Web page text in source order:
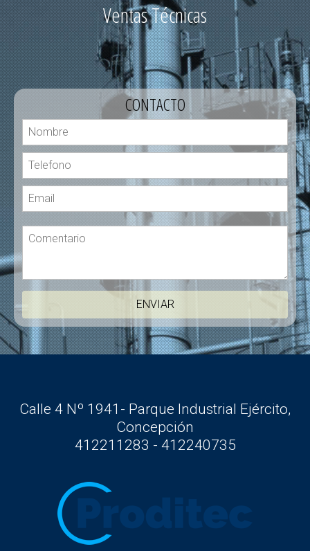
Ventas Técnicas
CONTACTO
Calle 4 Nº 1941- Parque Industrial Ejército,
Concepción
412211283 - 412240735